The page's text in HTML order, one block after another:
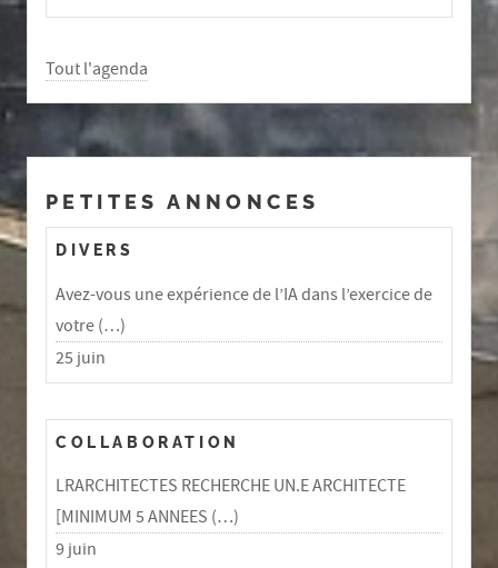
Tout l'agenda
PETITES ANNONCES
DIVERS
Avez-vous une expérience de l’IA dans l’exercice de
votre (…)
25 juin
COLLABORATION
LRARCHITECTES RECHERCHE UN.E ARCHITECTE
[MINIMUM 5 ANNEES (…)
9 juin